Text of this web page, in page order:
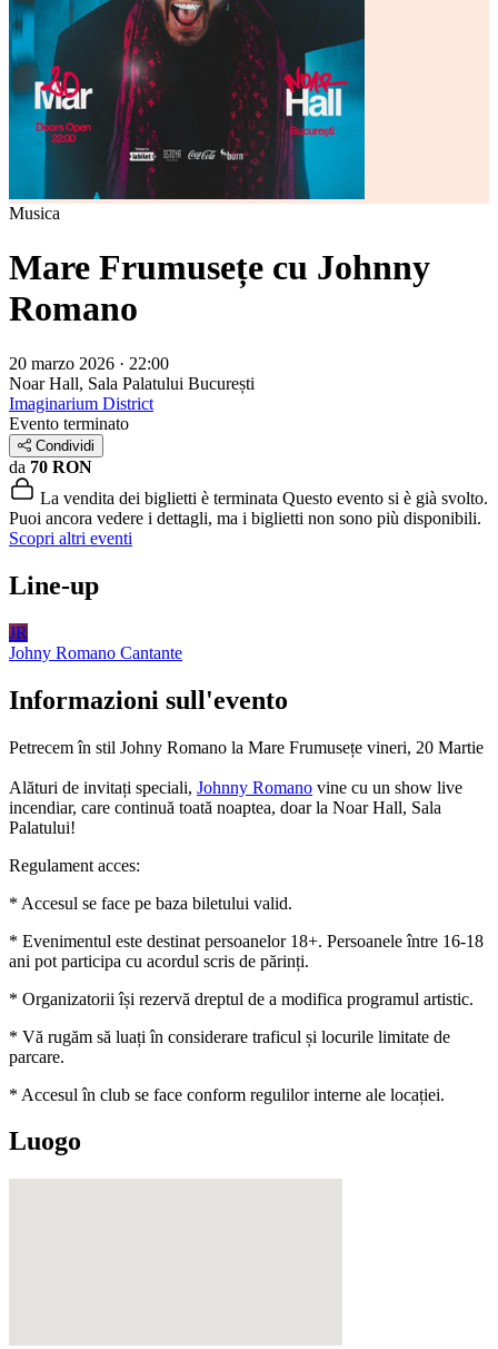
Musica
Mare Frumusețe cu Johnny
Romano
20 marzo 2026 · 22:00
Noar Hall, Sala Palatului București
Imaginarium District
Evento terminato
Condividi
da 70 RON
La vendita dei biglietti è terminata Questo evento si è già svolto.
Puoi ancora vedere i dettagli, ma i biglietti non sono più disponibili.
Scopri altri eventi
Line-up
JR
Johny Romano Cantante
Informazioni sull'evento
Petrecem în stil Johny Romano la Mare Frumusețe vineri, 20 Martie
Alături de invitați speciali, Johnny Romano vine cu un show live
incendiar, care continuă toată noaptea, doar la Noar Hall, Sala
Palatului!
Regulament acces:
* Accesul se face pe baza biletului valid.
* Evenimentul este destinat persoanelor 18+. Persoanele între 16-18
ani pot participa cu acordul scris de părinți.
* Organizatorii își rezervă dreptul de a modifica programul artistic.
* Vă rugăm să luați în considerare traficul și locurile limitate de
parcare.
* Accesul în club se face conform regulilor interne ale locației.
Luogo